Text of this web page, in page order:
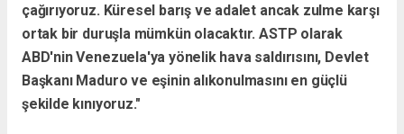
çağırıyoruz. Küresel barış ve adalet ancak zulme karşı
ortak bir duruşla mümkün olacaktır. ASTP olarak
ABD'nin Venezuela'ya yönelik hava saldırısını, Devlet
Başkanı Maduro ve eşinin alıkonulmasını en güçlü
şekilde kınıyoruz."